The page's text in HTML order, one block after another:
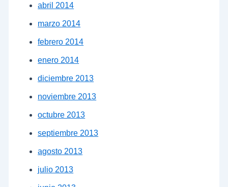
abril 2014
marzo 2014
febrero 2014
enero 2014
diciembre 2013
noviembre 2013
octubre 2013
septiembre 2013
agosto 2013
julio 2013